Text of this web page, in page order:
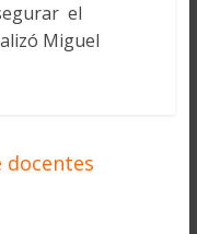
el
Miguel
docentes